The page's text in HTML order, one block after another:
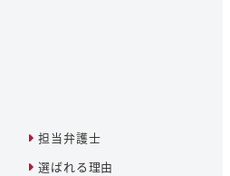
担当弁護士
選ばれる理由